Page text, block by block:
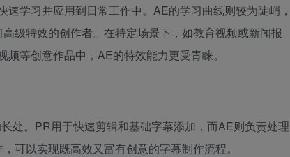
学习并应用到日常工作中。AE的学习曲线则较为陡峭
级特效的创作者。在特定场景下，如教育视频或新闻报
等创意作品中，AE的特效能力更受青睐。
处。PR用于快速剪辑和基础字幕添加，而AE则负责处理
可以实现既高效又富有创意的字幕制作流程。